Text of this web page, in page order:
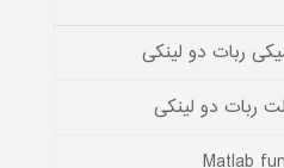
ربات دو لینکی
ربات دو لینکی